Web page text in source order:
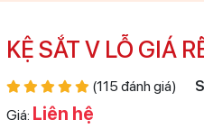
KỆ SẮT V LỖ GIÁ
(115 đánh giá)
Giá: Liên hệ